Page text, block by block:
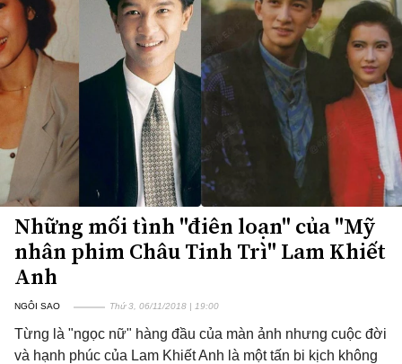
Những mối tình "điên loạn" của "Mỹ
nhân phim Châu Tinh Trì" Lam Khiết
Anh
NGÔI SAO Thứ 3, 06/11/2018 | 19:00
Từng là "ngọc nữ" hàng đầu của màn ảnh nhưng cuộc đời
và hạnh phúc của Lam Khiết Anh là một tấn bi kịch không